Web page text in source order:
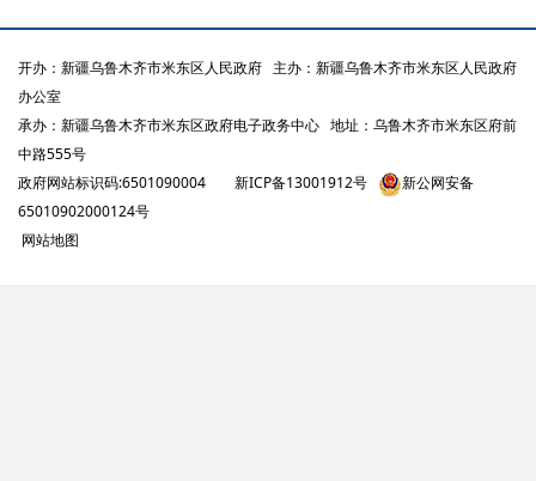
开办：新疆乌鲁木齐市米东区人民政府 主办：新疆乌鲁木齐市米东区人民政府
办公室
承办：新疆乌鲁木齐市米东区政府电子政务中心 地址：乌鲁木齐市米东区府前
中路555号
政府网站标识码:6501090004
新ICP备13001912号
新公网安备
65010902000124号
网站地图